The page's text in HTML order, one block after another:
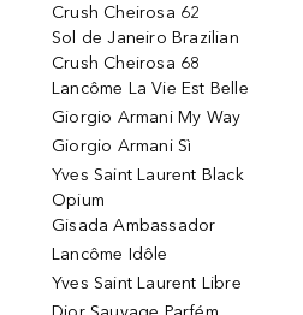
Crush Cheirosa 62
Sol de Janeiro Brazilian
Crush Cheirosa 68
Lancôme La Vie Est Belle
Giorgio Armani My Way
Giorgio Armani Sì
Yves Saint Laurent Black
Opium
Gisada Ambassador
Lancôme Idôle
Yves Saint Laurent Libre